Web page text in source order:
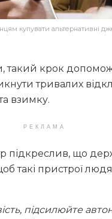
купувати альтернативні
такий крок
тривалих
та взимку.
РЕКЛАМА
підкреслив, що
такі пристрої
підсилюйте